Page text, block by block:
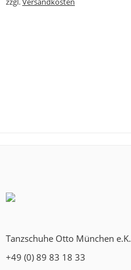
Tanzschuhe Otto München e.K.
+49 (0) 89 83 18 33